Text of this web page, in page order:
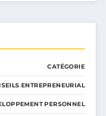
CATÉGORIE
ENTREPRENEURIAL
PERSONNEL